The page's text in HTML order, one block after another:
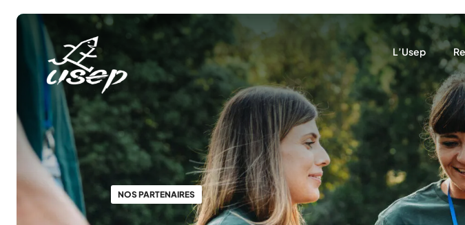
L’Usep
Notre rôle
Notre projet
Qui sommes-
Nos actions
Actualités
NOS PARTENAIRES